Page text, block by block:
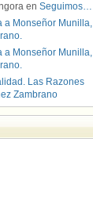
en Seguimos…
a Monseñor Munilla,
a Monseñor Munilla,
Las Razones
Zambrano